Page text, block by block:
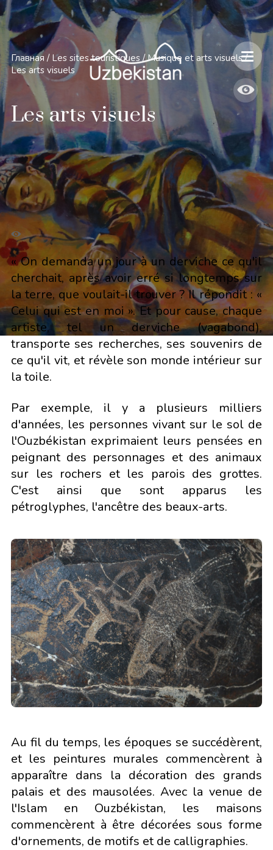
Главная / Les sites touristiques / Musique et arts visuels/
Les arts visuels
Les arts visuels
« On demanda un jour à un derviche ce qu'il
cherchait, après avoir erré si longtemps sur
la terre, que voulait-il trouver ? Il répondit : «
Celui qui est en moi ». Et pour cause, chaque
artiste, tel un derviche (vagabond),
transporte ses recherches, ses souvenirs de
ce qu'il vit, et révèle son monde intérieur sur
la toile.
Par exemple, il y a plusieurs milliers
d'années, les personnes vivant sur le sol de
l'Ouzbékistan exprimaient leurs pensées en
peignant des personnages et des animaux
sur les rochers et les parois des grottes.
C'est ainsi que sont apparus les
pétroglyphes, l'ancêtre des beaux-arts.
Au fil du temps, les époques se succédèrent,
et les peintures murales commencèrent à
apparaître dans la décoration des grands
palais et des mausolées. Avec la venue de
l'Islam en Ouzbékistan, les maisons
commencèrent à être décorées sous forme
d'ornements, de motifs et de calligraphies.